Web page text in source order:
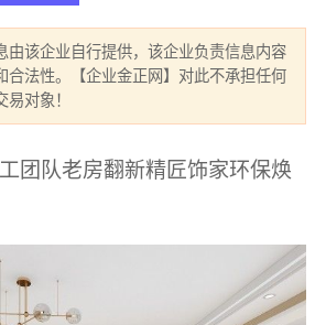
由该企业自行提供，该企业负责信息内容
合法性。【企业金正网】对此不承担任何
对象！
团队老房翻新精匠饰家环保焕